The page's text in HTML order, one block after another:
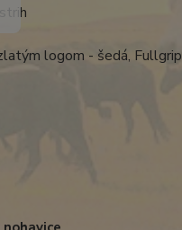
logom - šedá, Fullgrip